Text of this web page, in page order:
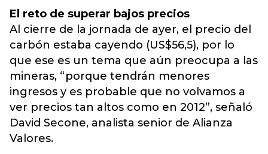
El reto de superar bajos precios
Al cierre de la jornada de ayer, el precio del
carbón estaba cayendo (US$56,5), por lo
que ese es un tema que aún preocupa a las
mineras, “porque tendrán menores
ingresos y es probable que no volvamos a
ver precios tan altos como en 2012”, señaló
David Secone, analista senior de Alianza
Valores.